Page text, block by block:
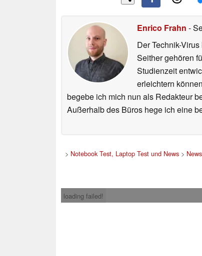
Enrico Frahn -
Der Technik-
Seither gehören
Studienzeit
erleichtern
begebe ich mich nun als Redakteur
Außerhalb des Büros hege ich eine
> Notebook Test, Laptop Test und News > News
loading failed!